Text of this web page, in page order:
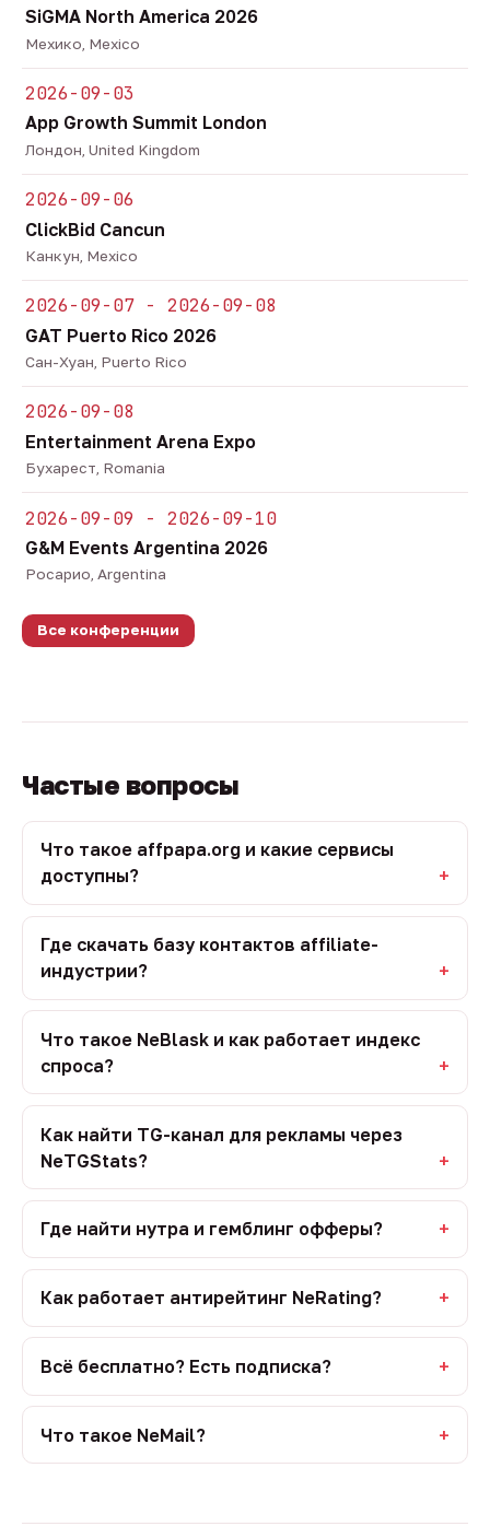
SiGMA North America 2026
Мехико, Mexico
2026-09-03
App Growth Summit London
Лондон, United Kingdom
2026-09-06
ClickBid Cancun
Канкун, Mexico
2026-09-07 - 2026-09-08
GAT Puerto Rico 2026
Сан-Хуан, Puerto Rico
2026-09-08
Entertainment Arena Expo
Бухарест, Romania
2026-09-09 - 2026-09-10
G&M Events Argentina 2026
Росарио, Argentina
Все конференции
Частые вопросы
Что такое affpapa.org и какие сервисы
доступны?
Где скачать базу контактов affiliate-
индустрии?
Что такое NeBlask и как работает индекс
спроса?
Как найти TG-канал для рекламы через
NeTGStats?
Где найти нутра и гемблинг офферы?
Как работает антирейтинг NeRating?
Всё бесплатно? Есть подписка?
Что такое NeMail?